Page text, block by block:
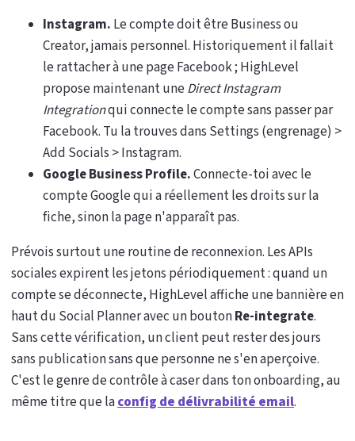
Instagram. Le compte doit être Business ou
Creator, jamais personnel. Historiquement il fallait
le rattacher à une page Facebook ; HighLevel
propose maintenant uneDirect Instagram
Integrationqui connecte le compte sans passer par
Facebook. Tu la trouves dans Settings (engrenage) >
Add Socials > Instagram.
Google Business Profile.Connecte-toi avec le
compte Google qui a réellement les droits sur la
fiche, sinon la page n'apparaît pas.
Prévois surtout une routine de reconnexion. Les APIs
sociales expirent les jetons périodiquement : quand un
compte se déconnecte, HighLevel affiche une bannière en
haut du Social Planner avec un boutonRe-integrate.
Sans cette vérification, un client peut rester des jours
sans publication sans que personne ne s'en aperçoive.
C'est le genre de contrôle à caser dans ton onboarding, au
même titre que laconfig de délivrabilité email.